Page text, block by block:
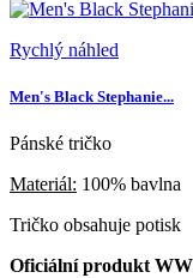
Rychlý náhled
Men's Black Stephanie...
Pánské tričko
Materiál: 100% bavlna
Tričko obsahuje potisk
Oficiální produkt